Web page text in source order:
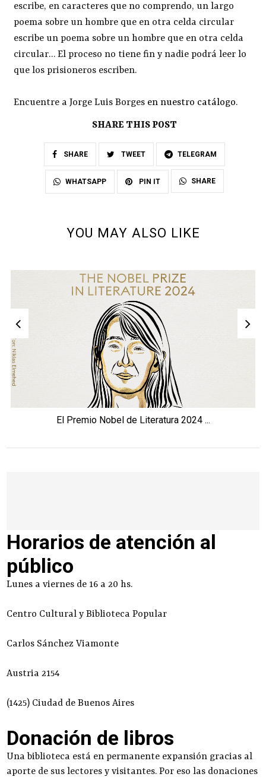
escribe, en caracteres que no comprendo, un largo
poema sobre un hombre que en otra celda circular
escribe un poema sobre un hombre que en otra celda
circular… El proceso no tiene fin y nadie podrá leer lo
que los prisioneros escriben.
Encuentre a Jorge Luis Borges en nuestro catálogo.
SHARE THIS POST
SHARE TWEET TELEGRAM
WHATSAPP PIN IT SHARE
YOU MAY ALSO LIKE
El Premio Nobel de Literatura 2024 ...
Horarios de atención al
público
Lunes a viernes de 16 a 20 hs.
Centro Cultural y Biblioteca Popular
Carlos Sánchez Viamonte
Austria 2154
(1425) Ciudad de Buenos Aires
Donación de libros
Una biblioteca está en permanente expansión gracias al
aporte de sus lectores y visitantes. Por eso las donaciones